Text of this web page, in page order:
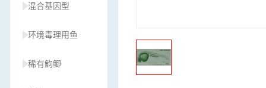
混合基因型
环境毒理用鱼
稀有鮈鲫